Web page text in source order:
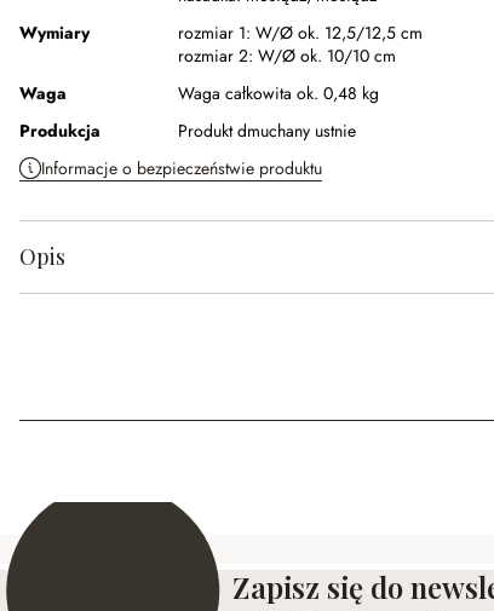
Wymiary
rozmiar 1: W/Ø ok. 12,5/12,5 cm
rozmiar 2: W/Ø ok. 10/10 cm
Waga
Waga całkowita ok. 0,48 kg
Produkcja
Produkt dmuchany ustnie
Informacje o bezpieczeństwie produktu
Opis
Zapisz się do